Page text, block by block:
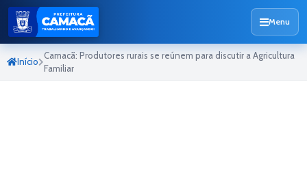
Menu
Início
Camacã: Produtores rurais se reúnem para discutir a Agricultura
Familiar